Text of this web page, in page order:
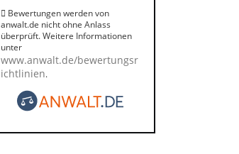
Bewertungen werden von
anwalt.de nicht ohne Anlass
überprüft. Weitere Informationen
unter
www.anwalt.de/bewertungsr
ichtlinien.